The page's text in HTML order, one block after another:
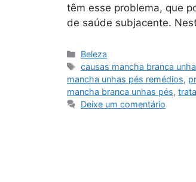
têm esse problema, que
de saúde subjacente.
Categorias
Beleza
Tags
causas mancha branca
mancha unhas pés remédios,
mancha branca unhas pés,
Deixe um comentário